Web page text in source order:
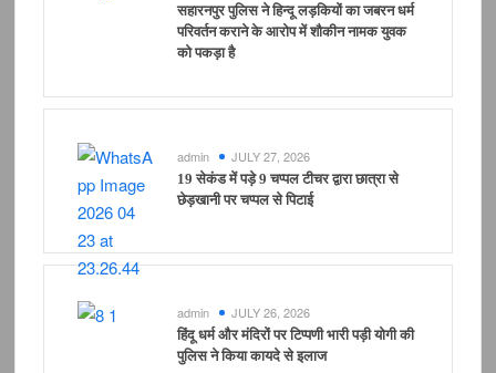
सहारनपुर पुलिस ने हिन्दू लड़कियों का जबरन धर्म
परिवर्तन कराने के आरोप में शौकीन नामक युवक
को पकड़ा है
admin JULY 27, 2026
19 सेकंड में पड़े 9 चप्पल टीचर द्वारा छात्रा से
छेड़खानी पर चप्पल से पिटाई
admin JULY 26, 2026
हिंदू धर्म और मंदिरों पर टिप्पणी भारी पड़ी योगी की
पुलिस ने किया कायदे से इलाज